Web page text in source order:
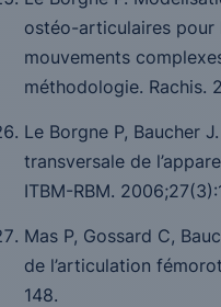
ostéo-articulaires pour
mouvements
méthodologie. Rachis.
Le Borgne P, Baucher
transversale de
ITBM-RBM. 2006;27
Mas P, Gossard C,
de l’articulation
148.